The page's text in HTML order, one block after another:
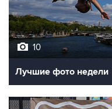
10
Лучшие фото недели